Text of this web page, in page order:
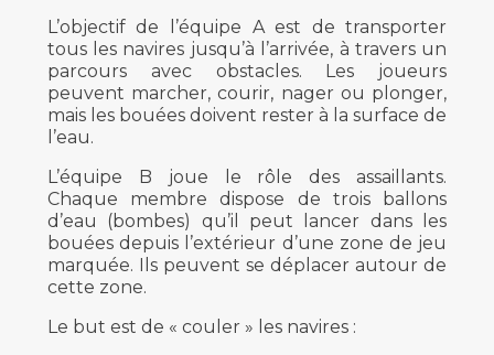
L’objectif de l’équipe A est de transporter
tous les navires jusqu’à l’arrivée, à travers un
parcours avec obstacles. Les joueurs
peuvent marcher, courir, nager ou plonger,
mais les bouées doivent rester à la surface de
l’eau.
L’équipe B joue le rôle des assaillants.
Chaque membre dispose de trois ballons
d’eau (bombes) qu’il peut lancer dans les
bouées depuis l’extérieur d’une zone de jeu
marquée. Ils peuvent se déplacer autour de
cette zone.
Le but est de « couler » les navires :